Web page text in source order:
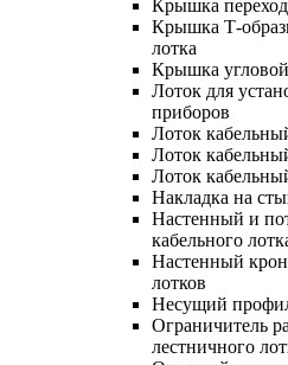
Крышка
Крышка Т-
лотка
Крышка
Лоток для
приборов
Лоток
Лоток
Лоток
Накладка на
Настенный и
кабельного
Настенный
лотков
Несущий
Ограничитель
лестничного